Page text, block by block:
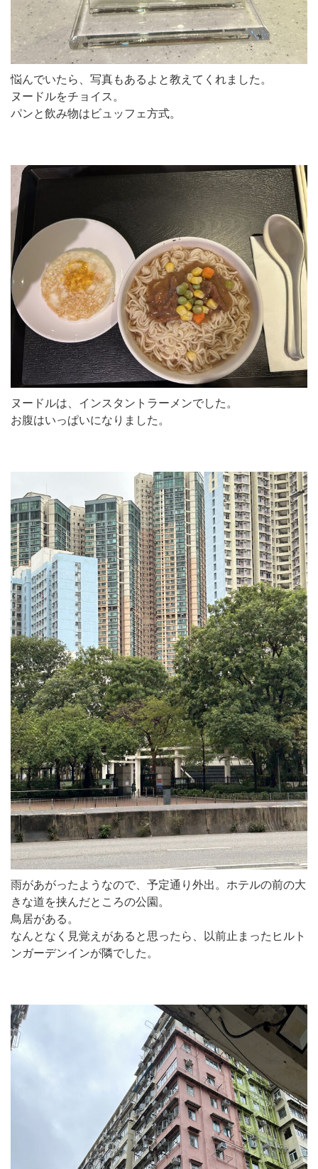
悩んでいたら、写真もあるよと教えてくれました。
ヌードルをチョイス。
パンと飲み物はビュッフェ方式。
ヌードルは、インスタントラーメンでした。
お腹はいっぱいになりました。
雨があがったようなので、予定通り外出。ホテルの前の大
きな道を挟んだところの公園。
鳥居がある。
なんとなく見覚えがあると思ったら、以前止まったヒルト
ンガーデンインが隣でした。